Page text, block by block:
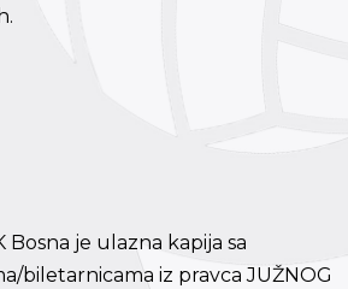
Bosna je ulazna kapija sa
biletarnicama iz pravca JUŽNOG